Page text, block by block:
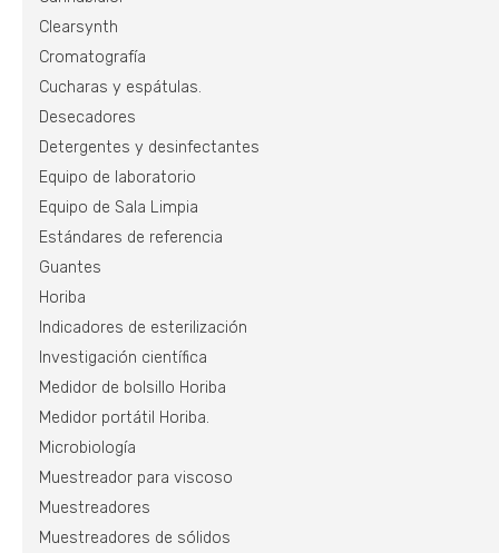
Clearsynth
Cromatografía
Cucharas y espátulas.
Desecadores
Detergentes y desinfectantes
Equipo de laboratorio
Equipo de Sala Limpia
Estándares de referencia
Guantes
Horiba
Indicadores de esterilización
Investigación científica
Medidor de bolsillo Horiba
Medidor portátil Horiba.
Microbiología
Muestreador para viscoso
Muestreadores
Muestreadores de sólidos